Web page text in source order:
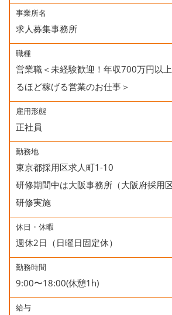
事業所名
求人募集事務所
職種
営業職＜未経験歓迎！年収700万円以
るほど稼げる営業のお仕事＞
雇用形態
正社員
勤務地
東京都採用区求人町1-10
研修期間中は大阪事務所（大阪府採用
研修実施
休日・休暇
週休2日（日曜日固定休）
勤務時間
9:00〜18:00(休憩1h)
給与